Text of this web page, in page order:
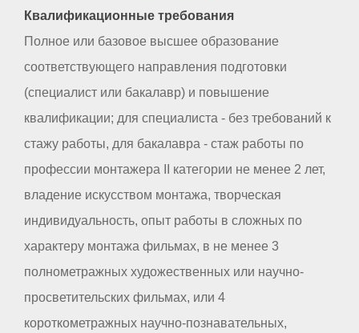
Квалификационные требования
Полное или базовое высшее образование
соответствующего направления подготовки
(специалист или бакалавр) и повышение
квалификации; для специалиста - без требований к
стажу работы, для бакалавра - стаж работы по
профессии монтажера II категории не менее 2 лет,
владение искусством монтажа, творческая
индивидуальность, опыт работы в сложных по
характеру монтажа фильмах, в не менее 3
полнометражных художественных или научно-
просветительских фильмах, или 4
короткометражных научно-познавательных,